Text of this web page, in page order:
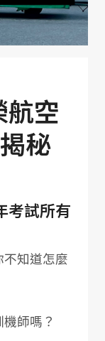
空
秘
考試所有
不知道怎麼
師嗎？